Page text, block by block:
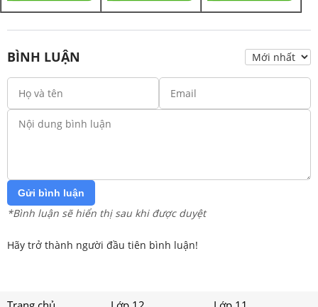
BÌNH LUẬN
Gửi bình luận
*Bình luận sẽ hiển thị sau khi được duyệt
Hãy trở thành người đầu tiên bình luận!